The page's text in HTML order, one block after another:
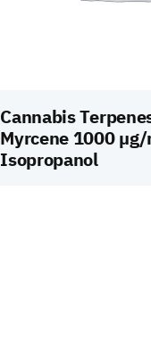
Cannabis
Myrcene 1000
Isopropanol